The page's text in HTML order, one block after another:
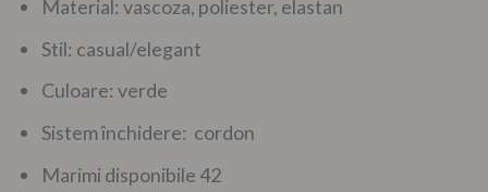
Material: vascoza, poliester, elastan
Stil: casual/elegant
Culoare: verde
Sistem închidere: cordon
Marimi disponibile 42